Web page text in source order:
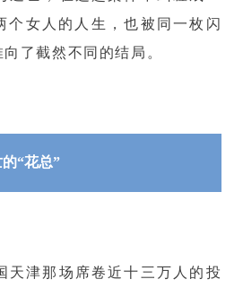
女人的人生，也被同一枚闪
了截然不同的结局。
“花总”
天津那场席卷近十三万人的投